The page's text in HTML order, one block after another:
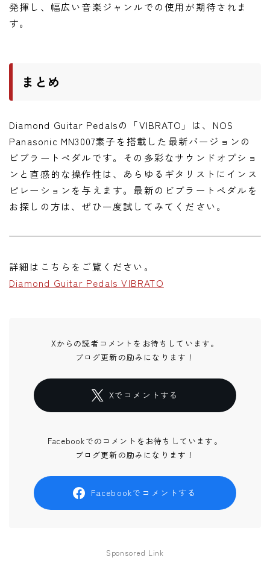
発揮し、幅広い音楽ジャンルでの使用が期待されま
す。
まとめ
Diamond Guitar Pedalsの「VIBRATO」は、NOS
Panasonic MN3007素子を搭載した最新バージョンの
ビブラートペダルです。その多彩なサウンドオプショ
ンと直感的な操作性は、あらゆるギタリストにインス
ピレーションを与えます。最新のビブラートペダルを
お探しの方は、ぜひ一度試してみてください。
詳細はこちらをご覧ください。
Diamond Guitar Pedals VIBRATO
Xからの読者コメントをお待ちしています。
ブログ更新の励みになります！
Xでコメントする
Facebookでのコメントをお待ちしています。
ブログ更新の励みになります！
Facebookでコメントする
Sponsored Link